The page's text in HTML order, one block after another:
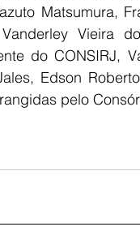
Matsumura,
Vieira
do CONSIRJ,
Edson
pelo